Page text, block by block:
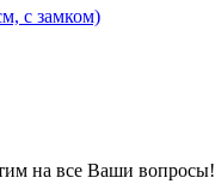
с замком)
на все Ваши вопросы!